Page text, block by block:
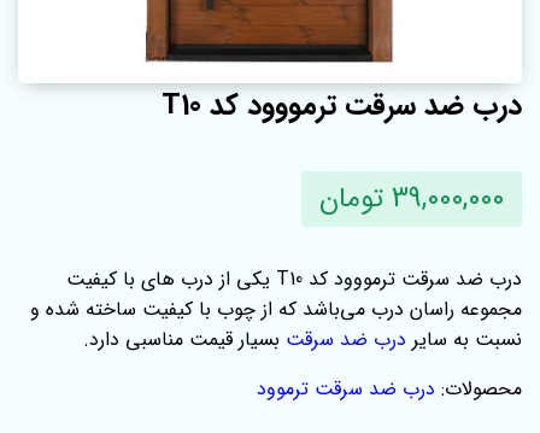
درب ضد سرقت ترمووود کد T10
39,000,000 تومان
درب ضد سرقت ترمووود کد T10 یکی از درب های با کیفیت
مجموعه راسان درب می‌باشد که از چوب با کیفیت ساخته شده و
نسبت به سایر درب ضد سرقت بسیار قیمت مناسبی دارد.
محصولات: درب ضد سرقت ترموود